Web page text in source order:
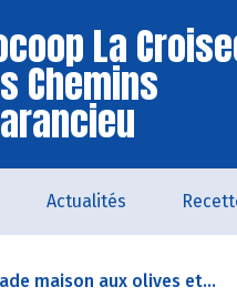
La
Chemins
Actualités
maison aux olives et...